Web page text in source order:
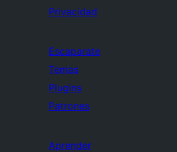
Privacidad
Escaparate
Temas
Plugins
Patrones
Aprender